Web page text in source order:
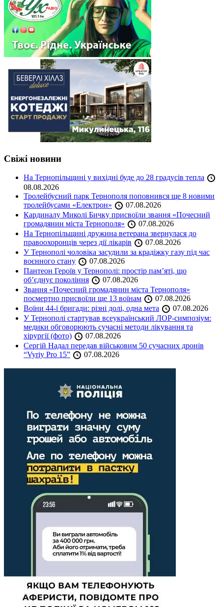
Свіжі новини
На Тернопільщині у вихідні буде до 28 градусів тепла
08.08.2026
Тролейбусний парк Тернополя поповнився ще 8 новими
тролейбусами «Електрон»
07.08.2026
Кардиналу Миколі Бичку присвоїли звання «Почесний
громадянин міста Тернополя»
07.08.2026
На Тернопільщині дружина ветерана звернулася до
правоохоронців через дії лікарів
07.08.2026
У Тернополі чоловіка засудили за крадіжку газу під час
воєнного стану
07.08.2026
Пантеон Героїв у Тернополі: простір пам’яті, що
об’єднує покоління
07.08.2026
Звання «Почесний громадянин міста Тернополя»
посмертно присвоїли ще 13 воїнам
07.08.2026
Воїни 44-ї бригади: різні долі, одна мета
07.08.2026
У Тернополі стартував всеукраїнський ЛОР-симпозіум:
медики обговорюють сучасні методи лікування та
хірургії (фото)
07.08.2026
Сергій Надал передав військовим 50 сучасних дронів
“Vyriy Pro 15”
07.08.2026